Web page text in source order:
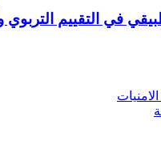
في التقييم التربوي